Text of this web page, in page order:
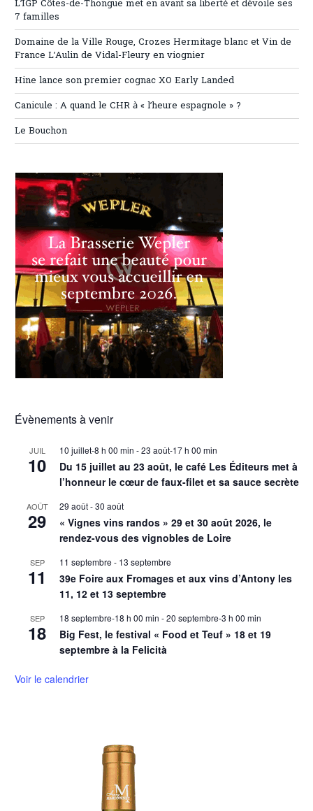
L’IGP Côtes-de-Thongue met en avant sa liberté et dévoile ses
7 familles
Domaine de la Ville Rouge, Crozes Hermitage blanc et Vin de
France L’Aulin de Vidal-Fleury en viognier
Hine lance son premier cognac XO Early Landed
Canicule : A quand le CHR à « l’heure espagnole » ?
Le Bouchon
Évènements à venir
JUIL
10
10 juillet-8 h 00 min -23 août-17 h 00 min
Du 15 juillet au 23 août, le café Les Éditeurs met à
l’honneur le cœur de faux-filet et sa sauce secrète
AOÛT
29
29 août-30 août
« Vignes vins randos » 29 et 30 août 2026, le
rendez-vous des vignobles de Loire
SEP
11
11 septembre - 13 septembre
39e Foire aux Fromages et aux vins d’Antony les
11, 12 et 13 septembre
SEP
18
18 septembre-18 h 00 min -20 septembre-3 h 00 min
Big Fest, le festival « Food et Teuf » 18 et 19
septembre à la Felicità
Voir le calendrier